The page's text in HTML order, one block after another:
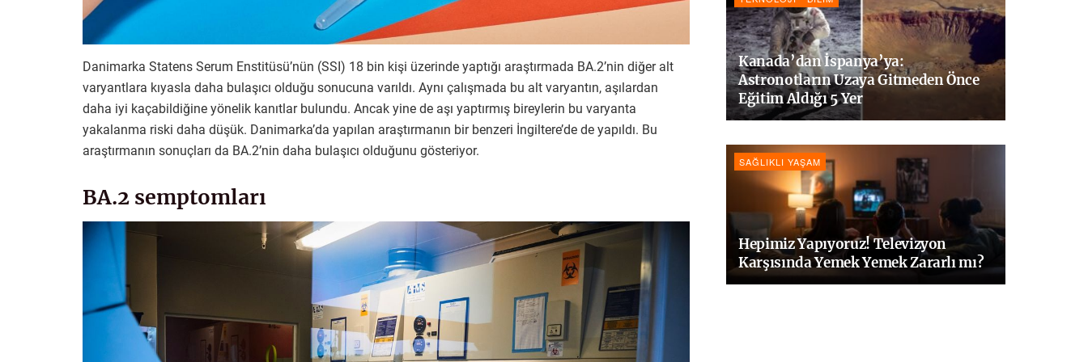
Danimarka Statens Serum Enstitüsü’nün (SSI) 18 bin kişi üzerinde yaptığı araştırmada BA.2’nin diğer alt
varyantlara kıyasla daha bulaşıcı olduğu sonucuna varıldı. Aynı çalışmada bu alt varyantın, aşılardan
daha iyi kaçabildiğine yönelik kanıtlar bulundu. Ancak yine de aşı yaptırmış bireylerin bu varyanta
yakalanma riski daha düşük. Danimarka’da yapılan araştırmanın bir benzeri İngiltere’de de yapıldı. Bu
araştırmanın sonuçları da BA.2’nin daha bulaşıcı olduğunu gösteriyor.
BA.2 semptomları
Kanada’dan İspanya’ya:
Astronotların Uzaya Gitmeden Önce
Eğitim Aldığı 5 Yer
SAĞLIKLI YAŞAM
Hepimiz Yapıyoruz! Televizyon
Karşısında Yemek Yemek Zararlı mı?